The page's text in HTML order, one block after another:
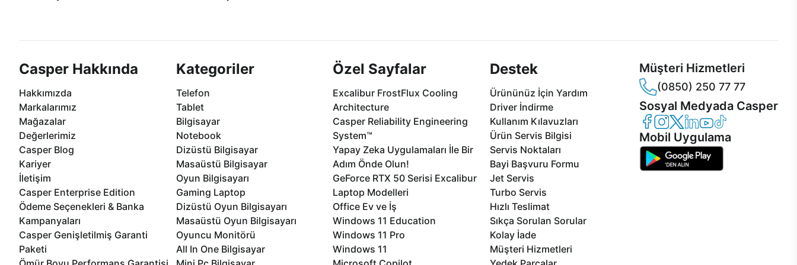
Casper Hakkında
Hakkımızda
Markalarımız
Mağazalar
Değerlerimiz
Casper Blog
Kariyer
İletişim
Casper Enterprise Edition
Ödeme Seçenekleri & Banka
Kampanyaları
Casper Genişletilmiş Garanti
Paketi
Kategoriler
Telefon
Tablet
Bilgisayar
Notebook
Dizüstü Bilgisayar
Masaüstü Bilgisayar
Oyun Bilgisayarı
Gaming Laptop
Dizüstü Oyun Bilgisayarı
Masaüstü Oyun Bilgisayarı
Oyuncu Monitörü
All In One Bilgisayar
Özel Sayfalar
Excalibur FrostFlux Cooling
Architecture
Casper Reliability Engineering
System™
Yapay Zeka Uygulamaları İle Bir
Adım Önde Olun!
GeForce RTX 50 Serisi Excalibur
Laptop Modelleri
Office Ev ve İş
Windows 11 Education
Windows 11 Pro
Windows 11
Destek
Ürününüz İçin Yardım
Driver İndirme
Kullanım Kılavuzları
Ürün Servis Bilgisi
Servis Noktaları
Bayi Başvuru Formu
Jet Servis
Turbo Servis
Hızlı Teslimat
Sıkça Sorulan Sorular
Kolay İade
Müşteri Hizmetleri
Müşteri Hizmetleri
(0850) 250 77 77
Sosyal Medyada Casper
Casper Facebook
Casper Instagram
Casper Twitter
Casper LinkedIn
Casper YouTube
Casper TikTok
Mobil Uygulama